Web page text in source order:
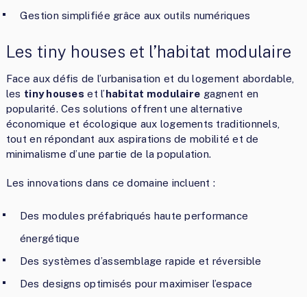
Gestion simplifiée grâce aux outils numériques
Les tiny houses et l’habitat modulaire
Face aux défis de l’urbanisation et du logement abordable,
les tiny houses et l’habitat modulaire gagnent en
popularité. Ces solutions offrent une alternative
économique et écologique aux logements traditionnels,
tout en répondant aux aspirations de mobilité et de
minimalisme d’une partie de la population.
Les innovations dans ce domaine incluent :
Des modules préfabriqués haute performance
énergétique
Des systèmes d’assemblage rapide et réversible
Des designs optimisés pour maximiser l’espace